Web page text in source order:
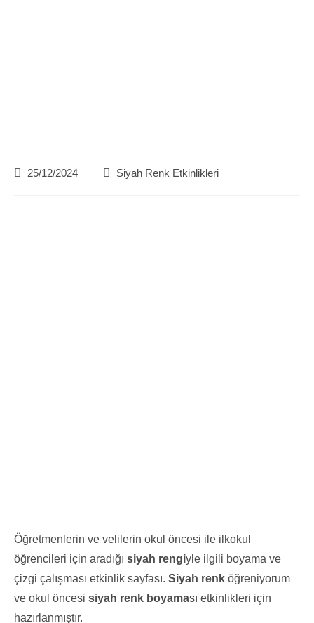
Post25/12/2024
PostSiyah Renk Etkinlikleri
Öğretmenlerin ve velilerin okul öncesi ile ilkokul
öğrencileri için aradığı siyah rengiyle ilgili boyama ve
çizgi çalışması etkinlik sayfası. Siyah renk öğreniyorum
ve okul öncesi siyah renk boyaması etkinlikleri için
hazırlanmıştır.